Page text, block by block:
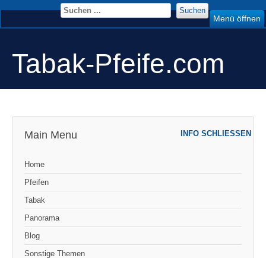
Tabak-Pfeife.com
Suchen
Menü öffnen
Main Menu
Home
Pfeifen
Tabak
Panorama
Blog
Sonstige Themen
INFO SCHLIESSEN